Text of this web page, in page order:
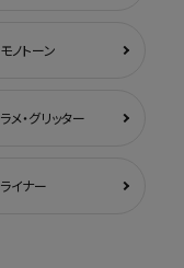
モノトーン
ラメ・グリッター
ライナー